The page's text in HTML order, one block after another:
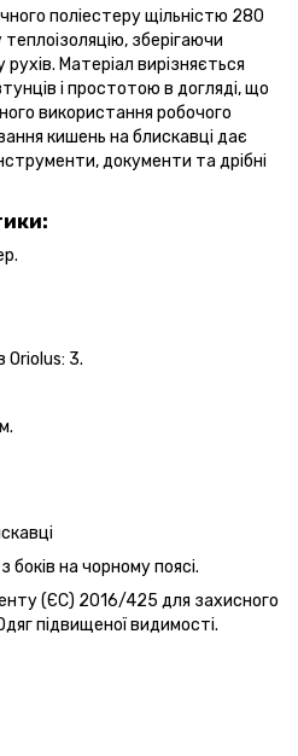
поліестеру щільністю 280
зберігаючи
Матеріал вирізняється
і простотою в догляді, що
використання робочого
кишень на блискавці дає
документи та дрібні
Oriolus: 3.
боків на чорному поясі.
(ЄС) 2016/425 для захисного
підвищеної видимості.